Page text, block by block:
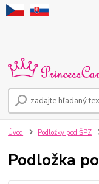
Úvod Podložky pod ŠPZ
Podložka